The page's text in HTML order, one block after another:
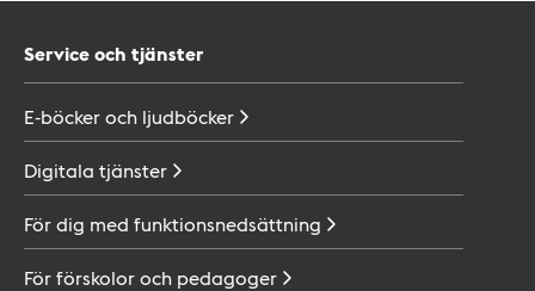
Service och tjänster
E-böcker och ljudböcker
Digitala tjänster
För dig med funktionsnedsättning
För förskolor och pedagoger